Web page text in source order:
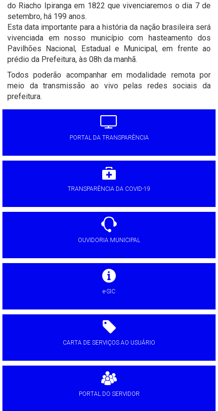
do Riacho Ipiranga em 1822 que vivenciaremos o dia 7 de
setembro, há 199 anos.
Esta data importante para a história da nação brasileira será
vivenciada em nosso município com hasteamento dos
Pavilhões Nacional, Estadual e Municipal, em frente ao
prédio da Prefeitura, às 08h da manhã.
Todos poderão acompanhar em modalidade remota por
meio da transmissão ao vivo pelas redes sociais da
prefeitura.
PORTAL DA TRANSPARÊNCIA
TRANSPARÊNCIA DA COVID-19
OUVIDORIA MUNICIPAL
e-SIC
CARTA DE SERVIÇOS AO USUÁRIO
PORTAL DO SERVIDOR